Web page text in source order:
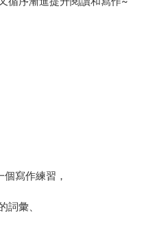
寫作練習，
詞彙、